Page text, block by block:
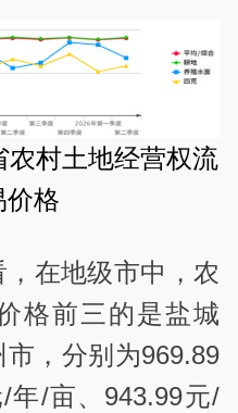
农村土地经营权流
价格
在地级市中，农
格前三的是盐城
，分别为969.89
年/亩、943.99元/